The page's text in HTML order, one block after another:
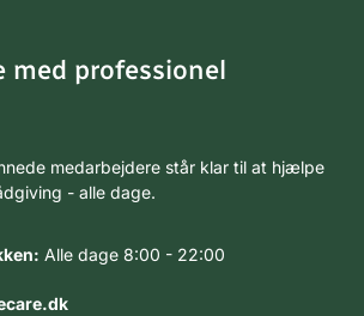
med professionel
medarbejdere står klar til at hjælpe
- alle dage.
Alle dage 8:00 - 22:00